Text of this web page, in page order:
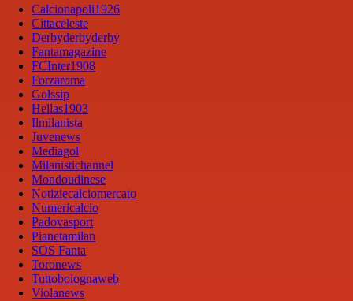
Calcionapoli1926
Cittaceleste
Derbyderbyderby
Fantamagazine
FCInter1908
Forzaroma
Golssip
Hellas1903
Ilmilanista
Juvenews
Mediagol
Milanistichannel
Mondoudinese
Notiziecalciomercato
Numericalcio
Padovasport
Pianetamilan
SOS Fanta
Toronews
Tuttobolognaweb
Violanews